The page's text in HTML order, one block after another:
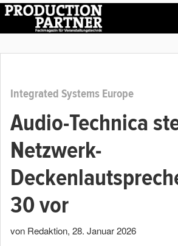
Integrated Systems Europe
Audio-Technica
Netzwerk-
30 vor
von Redaktion, 28. Januar 2026